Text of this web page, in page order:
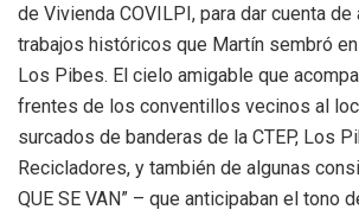
de Vivienda COVILPI, para dar cuenta
trabajos históricos que Martín sembró
Los Pibes. El cielo amigable que
frentes de los conventillos vecinos al
surcados de banderas de la CTEP, Los
Recicladores, y también de algunas
QUE SE VAN” – que anticipaban el tono